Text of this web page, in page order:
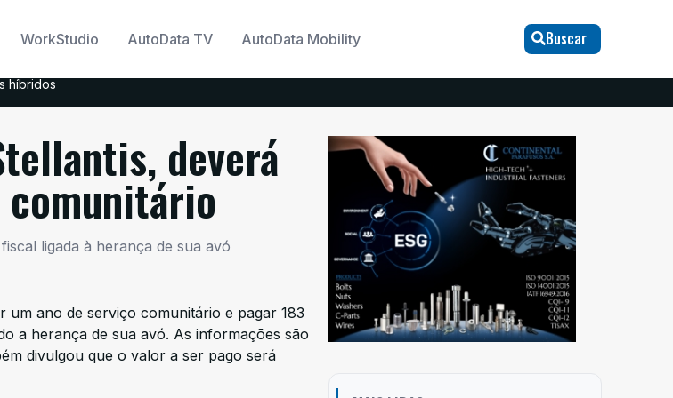
WorkStudio AutoData TV AutoData Mobility Buscar
híbridos
deverá
ligada à herança de sua avó
ano de serviço comunitário e pagar 183
a herança de sua avó. As informações são
divulgou que o valor a ser pago será